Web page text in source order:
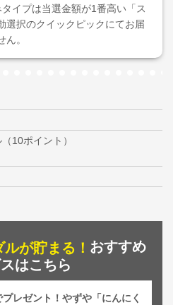
イプは当選金額が1番高い「ス
選択のクイックピックにてお届
。
10ポイント）
ルが貯まる！ おすすめ
はこちら
プレゼント！やずや「にんにく